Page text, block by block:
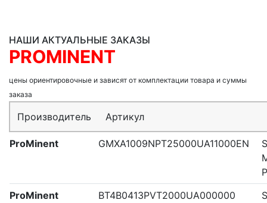
НАШИ АКТУАЛЬНЫЕ ЗАКАЗЫ
PROMINENT
цены ориентировочные и зависят от комплектации товара и суммы
заказа
Производитель Артикул
ProMinent GMXA1009NPT25000UA11000EN
ProMinent
BT4B0413PVT2000UA000000